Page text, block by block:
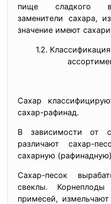
пище сладкого
заменители сахара,
значение имеют
1.2.
Сахар
сахар-рафинад.
В зависимости от
различают сахар-
сахарную
Сахар-песок
свеклы.
примесей,